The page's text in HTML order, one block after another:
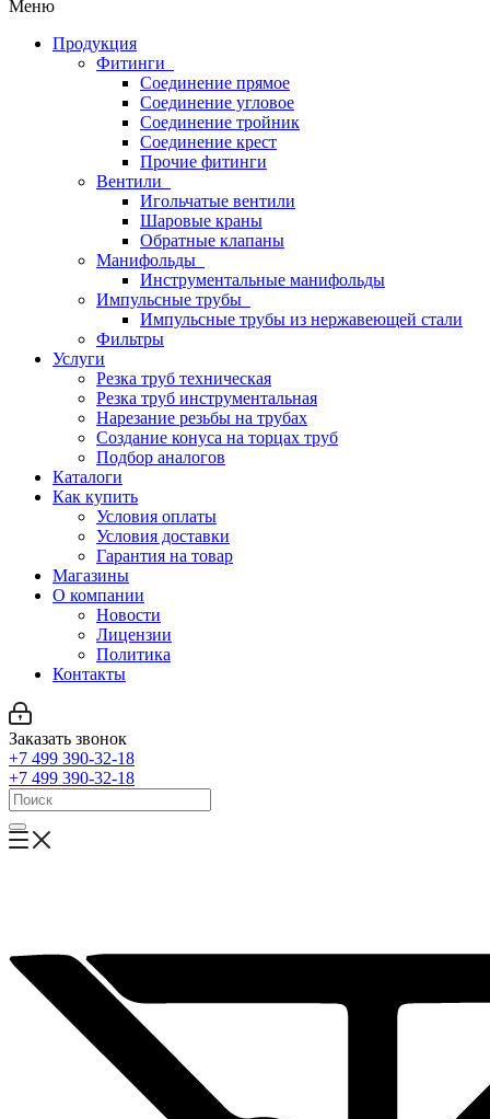
Меню
Продукция
Фитинги
Соединение прямое
Соединение угловое
Соединение тройник
Соединение крест
Прочие фитинги
Вентили
Игольчатые вентили
Шаровые краны
Обратные клапаны
Манифольды
Инструментальные манифольды
Импульсные трубы
Импульсные трубы из нержавеющей стали
Фильтры
Услуги
Резка труб техническая
Резка труб инструментальная
Нарезание резьбы на трубах
Создание конуса на торцах труб
Подбор аналогов
Каталоги
Как купить
Условия оплаты
Условия доставки
Гарантия на товар
Магазины
О компании
Новости
Лицензии
Политика
Контакты
Заказать звонок
+7 499 390-32-18
+7 499 390-32-18